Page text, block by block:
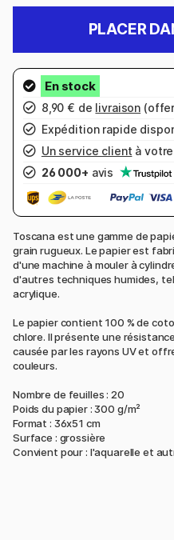
PLACER
8,90 € de livraison
Expédition rapide
Un service client à
26 000+ avis
Toscana est une gamme de
grain rugueux. Le papier est
d'une machine à mouler à
d'autres techniques humides,
acrylique.
Le papier contient 100 % de
chlore. Il présente une
causée par les rayons UV et
couleurs.
Nombre de feuilles : 20
Poids du papier : 300 g/m²
Format : 36x51 cm
Surface : grossière
Convient pour : l'aquarelle et